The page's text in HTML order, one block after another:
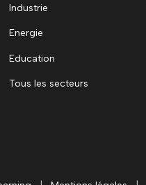
Industrie
Energie
Education
Tous les secteurs